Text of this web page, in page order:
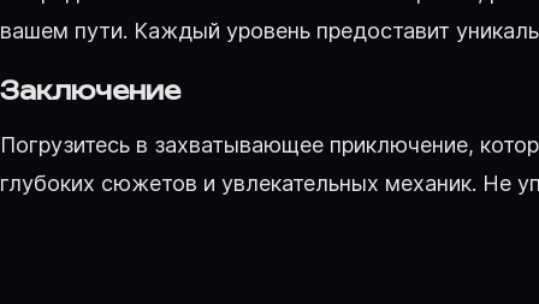
вашем пути. Каждый уровень предоставит
Заключение
Погрузитесь в захватывающее приключение,
глубоких сюжетов и увлекательных механик. Не